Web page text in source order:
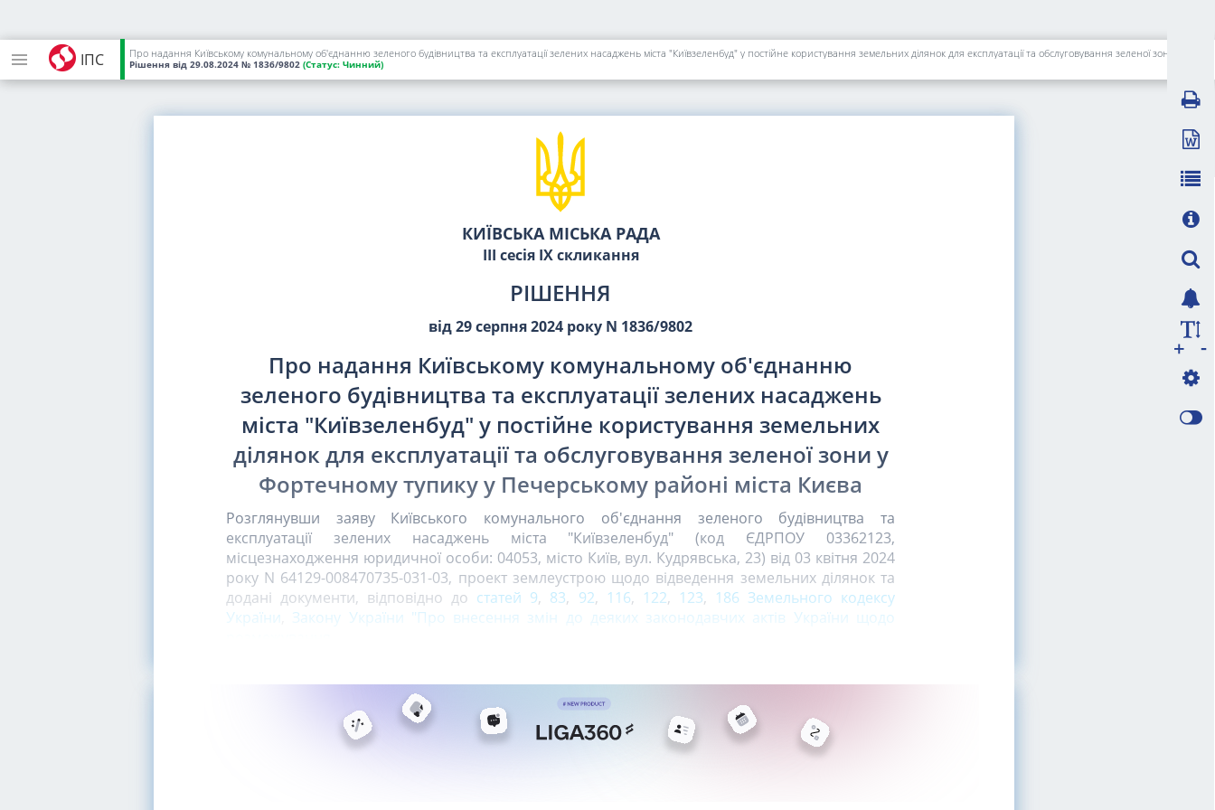
ІПС Рішення від 29.08.2024 № 1836/9802 (Статус: Чинний)
КИЇВСЬКА МІСЬКА РАДА
III сесія IX скликання
РІШЕННЯ
від 29 серпня 2024 року N 1836/9802
Про надання Київському комунальному об'єднанню
зеленого будівництва та експлуатації зелених насаджень
міста "Київзеленбуд" у постійне користування земельних
ділянок для експлуатації та обслуговування зеленої зони у
Фортечному тупику у Печерському районі міста Києва
Розглянувши заяву Київського комунального об'єднання зеленого будівництва та
експлуатації зелених насаджень міста "Київзеленбуд" (код ЄДРПОУ 03362123,
місцезнаходження юридичної особи: 04053, місто Київ, вул. Кудрявська, 23) від 03 квітня 2024
року N 64129-008470735-031-03, проект землеустрою щодо відведення земельних ділянок та
додані документи, відповідно до статей 9, 83, 92, 116, 122, 123, 186 Земельного кодексу
України
Закону України "Про внесення змін до деяких законодавчих актів України щодо
-
+